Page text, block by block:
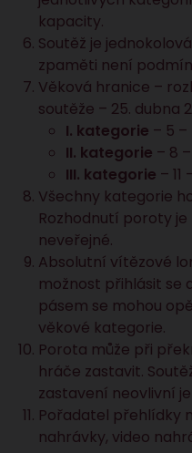
kapacity.
Soutěž je
zpaměti není
Věková hranice –
soutěže – 25. dubna
I. kategorie – 5
II. kategorie – 8
III. kategorie –
Všechny kategorie
Rozhodnutí poroty
neveřejné.
Absolutní vítězové
možnost přihlásit se
pásem se mohou
věkové kategorie.
Porota může při
hráče zastavit.
zastavení neovlivní
Pořadatel přehlídky
nahrávky, video